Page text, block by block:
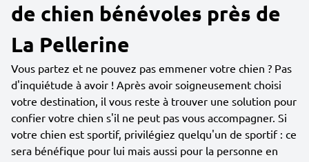
de chien bénévoles près de
La Pellerine
Vous partez et ne pouvez pas emmener votre chien ? Pas
d'inquiétude à avoir ! Après avoir soigneusement choisi
votre destination, il vous reste à trouver une solution pour
confier votre chien s'il ne peut pas vous accompagner. Si
votre chien est sportif, privilégiez quelqu'un de sportif : ce
sera bénéfique pour lui mais aussi pour la personne en